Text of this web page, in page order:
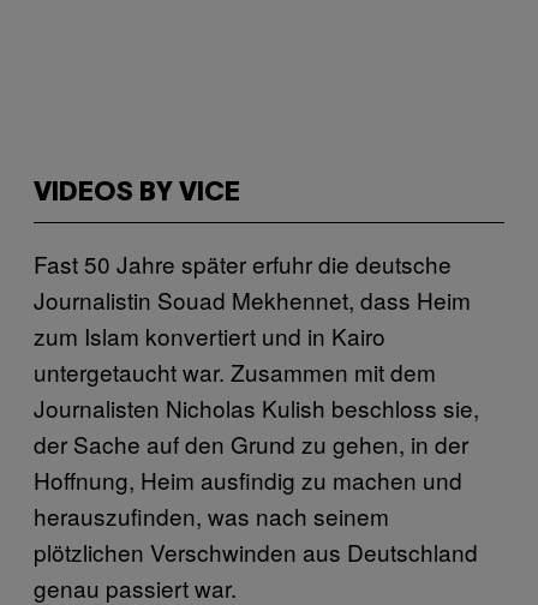
VIDEOS BY VICE
Fast 50 Jahre später erfuhr die deutsche
Journalistin Souad Mekhennet, dass Heim
zum Islam konvertiert und in Kairo
untergetaucht war. Zusammen mit dem
Journalisten Nicholas Kulish beschloss sie,
der Sache auf den Grund zu gehen, in der
Hoffnung, Heim ausfindig zu machen und
herauszufinden, was nach seinem
plötzlichen Verschwinden aus Deutschland
genau passiert war.